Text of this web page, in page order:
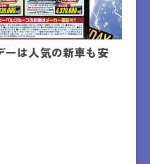
は人気の新車も安